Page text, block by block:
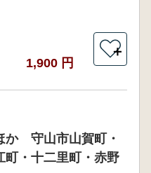
1,900 円
＋
か 守山市山賀町・
町・十二里町・赤野